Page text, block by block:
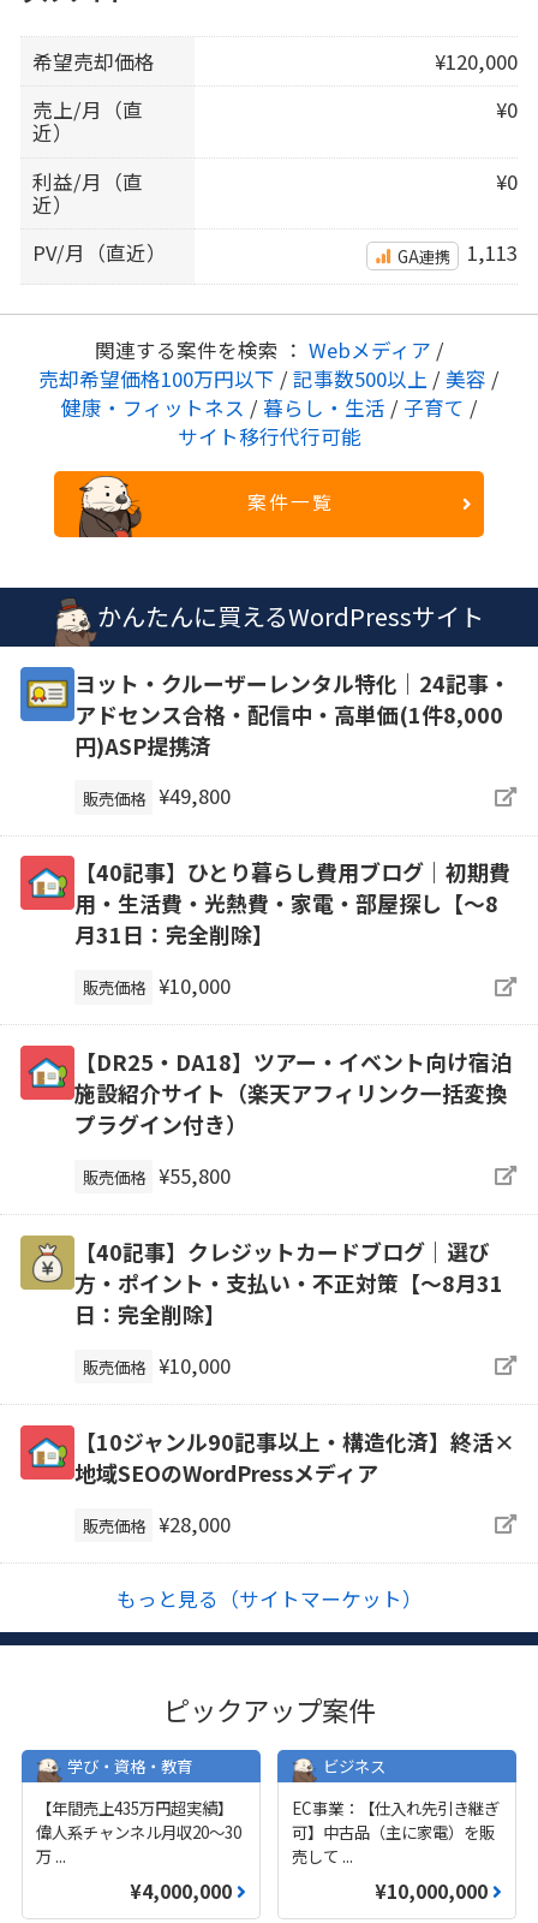
希望売却価格
¥120,000
売上/月（直
近）
¥0
利益/月（直
近）
¥0
PV/月（直近） GA連携 1,113
関連する案件を検索 ： Webメディア /
売却希望価格100万円以下 / 記事数500以上 / 美容 /
健康・フィットネス / 暮らし・生活 / 子育て /
サイト移行代行可能
案件一覧
かんたんに買えるWordPressサイト
ヨット・クルーザーレンタル特化｜24記事・
アドセンス合格・配信中・高単価(1件8,000
円)ASP提携済
販売価格 ¥49,800
【40記事】ひとり暮らし費用ブログ｜初期費
用・生活費・光熱費・家電・部屋探し【～8
月31日：完全削除】
販売価格 ¥10,000
【DR25・DA18】ツアー・イベント向け宿泊
施設紹介サイト（楽天アフィリンク一括変換
プラグイン付き）
販売価格 ¥55,800
【40記事】クレジットカードブログ｜選び
方・ポイント・支払い・不正対策【～8月31
日：完全削除】
販売価格 ¥10,000
【10ジャンル90記事以上・構造化済】終活×
地域SEOのWordPressメディア
販売価格 ¥28,000
もっと見る（サイトマーケット）
ピックアップ案件
学び・資格・教育
【年間売上435万円超実績】
偉人系チャンネル月収20～30
万 ...
¥4,000,000
ビジネス
EC事業：【仕入れ先引き継ぎ
可】中古品（主に家電）を販
売して ...
¥10,000,000